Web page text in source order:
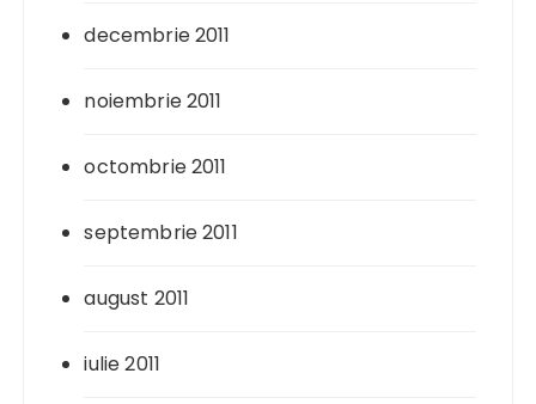
decembrie 2011
noiembrie 2011
octombrie 2011
septembrie 2011
august 2011
iulie 2011